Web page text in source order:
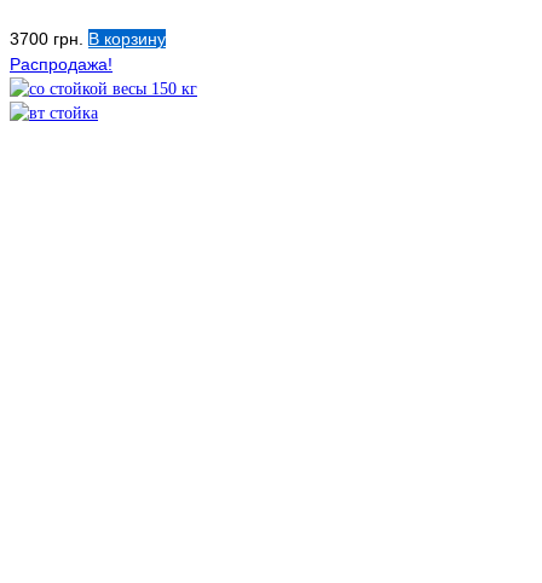
3700 грн. В корзину
Распродажа!